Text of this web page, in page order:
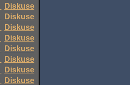
Diskuse
Diskuse
Diskuse
Diskuse
Diskuse
Diskuse
Diskuse
Diskuse